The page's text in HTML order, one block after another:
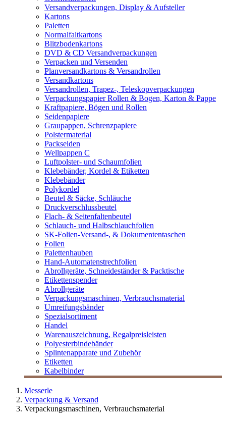
Versandverpackungen, Display & Aufsteller
Kartons
Paletten
Normalfaltkartons
Blitzbodenkartons
DVD & CD Versandverpackungen
Verpacken und Versenden
Planversandkartons & Versandrollen
Versandkartons
Versandrollen, Trapez-, Teleskopverpackungen
Verpackungspapier Rollen & Bogen, Karton & Pappe
Kraftpapiere, Bögen und Rollen
Seidenpapiere
Graupappen, Schrenzpapiere
Polstermaterial
Packseiden
Wellpappen C
Luftpolster- und Schaumfolien
Klebebänder, Kordel & Etiketten
Klebebänder
Polykordel
Beutel & Säcke, Schläuche
Druckverschlussbeutel
Flach- & Seitenfaltenbeutel
Schlauch- und Halbschlauchfolien
SK-Folien-Versand-, & Dokumententaschen
Folien
Palettenhauben
Hand-Automatenstrechfolien
Abrollgeräte, Schneideständer & Packtische
Etikettenspender
Abrollgeräte
Verpackungsmaschinen, Verbrauchsmaterial
Umreifungsbänder
Spezialsortiment
Handel
Warenauszeichnung, Regalpreisleisten
Polyesterbindebänder
Splintenapparate und Zubehör
Etiketten
Kabelbinder
Messerle
Verpackung & Versand
Verpackungsmaschinen, Verbrauchsmaterial